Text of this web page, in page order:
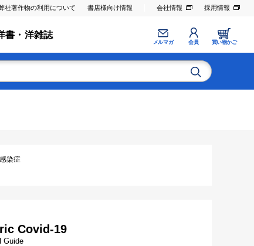
社著作物の利用について 書店様向け情報 会社情報 採用情報
書・洋雑誌
メルマガ 会員 買い物かご
染症
Covid-19
Guide